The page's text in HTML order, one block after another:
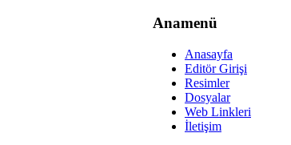
Anamenü
Anasayfa
Editör Girişi
Resimler
Dosyalar
Web Linkleri
İletişim